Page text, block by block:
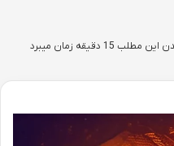
مطلب 15 دقیقه زمان میبرد